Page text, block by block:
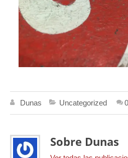
Dunas Uncategorized 0
Sobre Dunas